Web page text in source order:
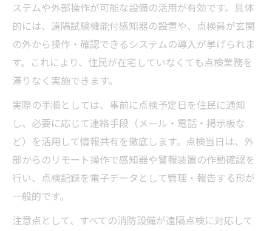
ステムや外部操作が可能な設備の活用が有効です。具体
的には、遠隔試験機能付感知器の設置や、点検員が玄関
の外から操作・確認できるシステムの導入が挙げられま
す。これにより、住民が在宅していなくても点検業務を
滞りなく実施できます。
実際の手順としては、事前に点検予定日を住民に通知
し、必要に応じて連絡手段（メール・電話・掲示板な
ど）を活用して情報共有を徹底します。点検当日は、外
部からのリモート操作で感知器や警報装置の作動確認を
行い、点検記録を電子データとして管理・報告する形が
一般的です。
注意点として、すべての消防設備が遠隔点検に対応して